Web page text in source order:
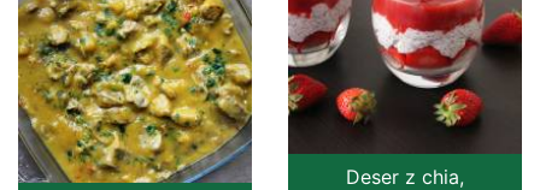
Deser z chia,